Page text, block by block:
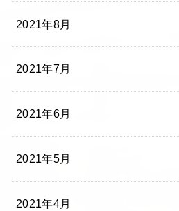
2021年8月
2021年7月
2021年6月
2021年5月
2021年4月